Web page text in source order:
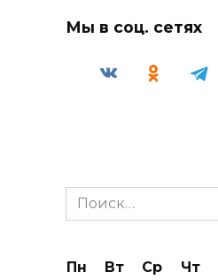
Мы в соц. сетях
Search
for:
Пн Вт Ср Чт